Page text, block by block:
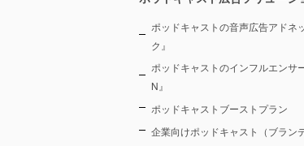
ポッドキャストの音声広告アドネ
ク』
ポッドキャストのインフルエンサ
N』
ポッドキャストブーストプラン
企業向けポッドキャスト（ブラン